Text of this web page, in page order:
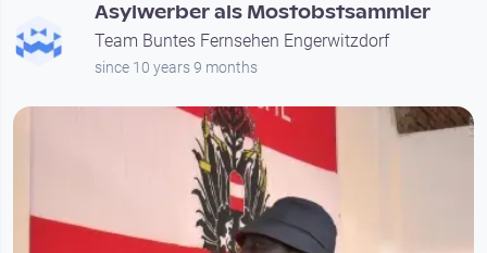
Asylwerber als Mostobstsammler
Team Buntes Fernsehen Engerwitzdorf
since 10 years 9 months